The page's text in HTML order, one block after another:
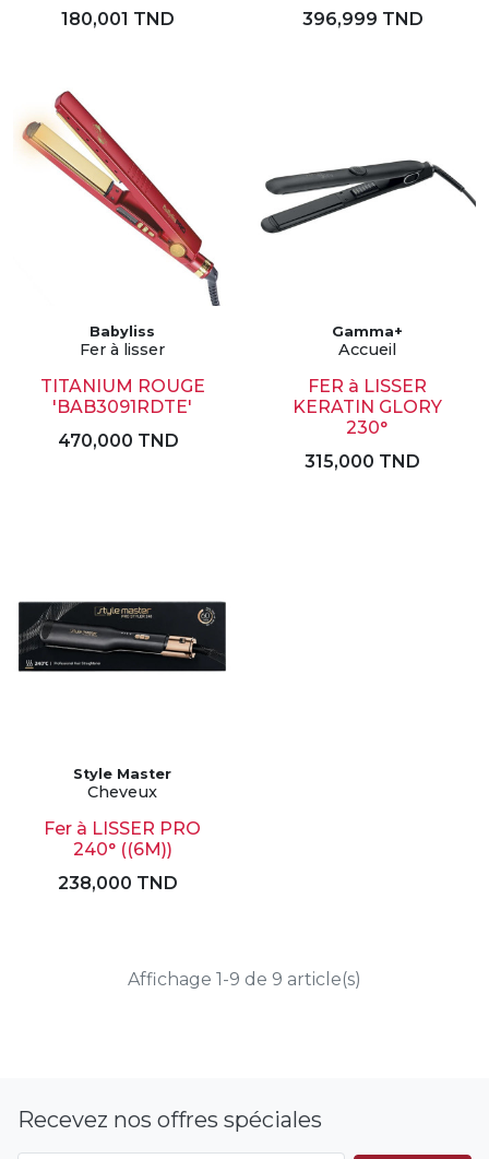
180,001 TND
396,999 TND
Babyliss
Fer à lisser
TITANIUM ROUGE
'BAB3091RDTE'
470,000 TND
Gamma+
Accueil
FER à LISSER
KERATIN GLORY
230°
315,000 TND
Style Master
Cheveux
Fer à LISSER PRO
240° ((6M))
238,000 TND
Affichage 1-9 de 9 article(s)
Recevez nos offres spéciales